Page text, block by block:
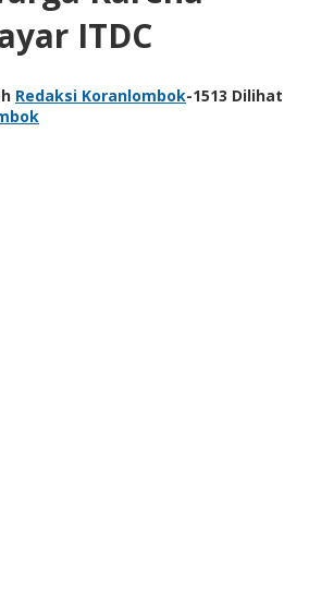
ITDC
Redaksi Koranlombok-1513 Dilihat